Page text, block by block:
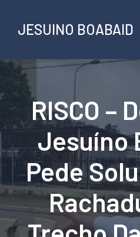
conteúdo
JESUINO BOABAID
RISCO –
Jesuíno
Pede